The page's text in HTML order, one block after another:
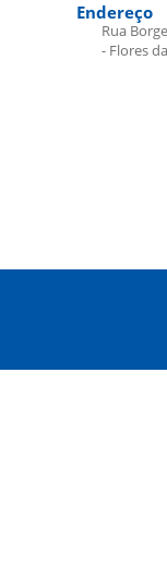
Endereço
Rua
- Flores